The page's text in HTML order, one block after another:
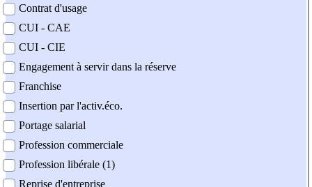
Contrat d'usage
CUI - CAE
CUI - CIE
Engagement à servir dans la réserve
Franchise
Insertion par l'activ.éco.
Portage salarial
Profession commerciale
Profession libérale (1)
Reprise d'entreprise